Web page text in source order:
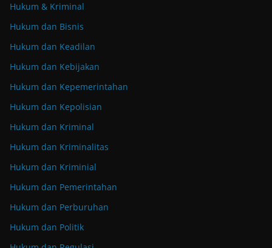
Hukum & Kriminal
Hukum dan Bisnis
Hukum dan Keadilan
Hukum dan Kebijakan
Hukum dan Kepemerintahan
Hukum dan Kepolisian
Hukum dan Kriminal
Hukum dan Kriminalitas
Hukum dan Kriminial
Hukum dan Pemerintahan
Hukum dan Perburuhan
Hukum dan Politik